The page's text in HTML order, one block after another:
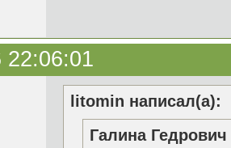
22:06:01
litomin написал(а):
Галина